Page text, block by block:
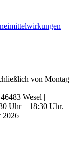
von Montag
Wesel |
Uhr – 18:30 Uhr.
2026